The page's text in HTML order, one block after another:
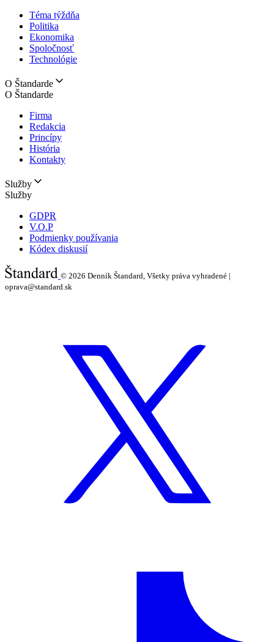
Téma týždňa
Politika
Ekonomika
Spoločnosť
Technológie
O Štandarde
O Štandarde
Firma
Redakcia
Princípy
História
Kontakty
Služby
Služby
GDPR
V.O.P
Podmienky používania
Kódex diskusií
© 2026 Denník Štandard, Všetky práva vyhradené |
oprava@standard.sk